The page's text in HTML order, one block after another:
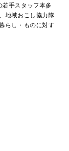
若手スタッフ本多
地域おこし協力隊
らし・ものに対す